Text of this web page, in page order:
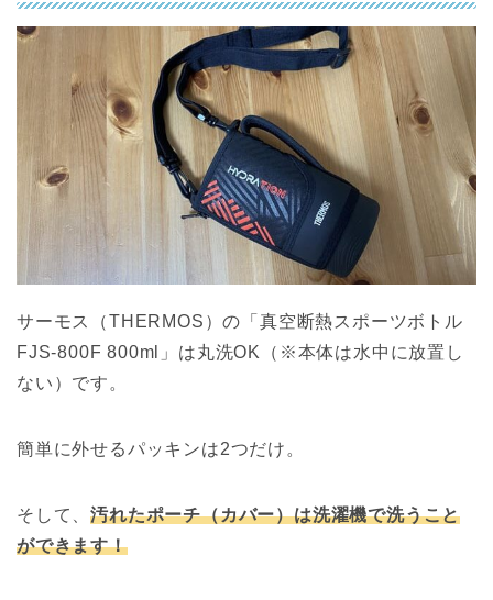
サーモス（THERMOS）の「真空断熱スポーツボトル
FJS-800F 800ml」は丸洗OK（※本体は水中に放置し
ない）です。
簡単に外せるパッキンは2つだけ。
そして、汚れたポーチ（カバー）は洗濯機で洗うこと
ができます！